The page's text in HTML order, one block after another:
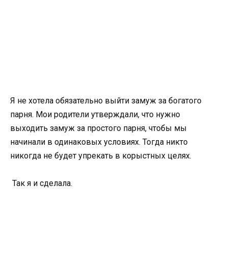
Я не хотела обязательно выйти замуж за богатого
парня. Мои родители утверждали, что нужно
выходить замуж за простого парня, чтобы мы
начинали в одинаковых условиях. Тогда никто
никогда не будет упрекать в корыстных целях.
Так я и сделала.